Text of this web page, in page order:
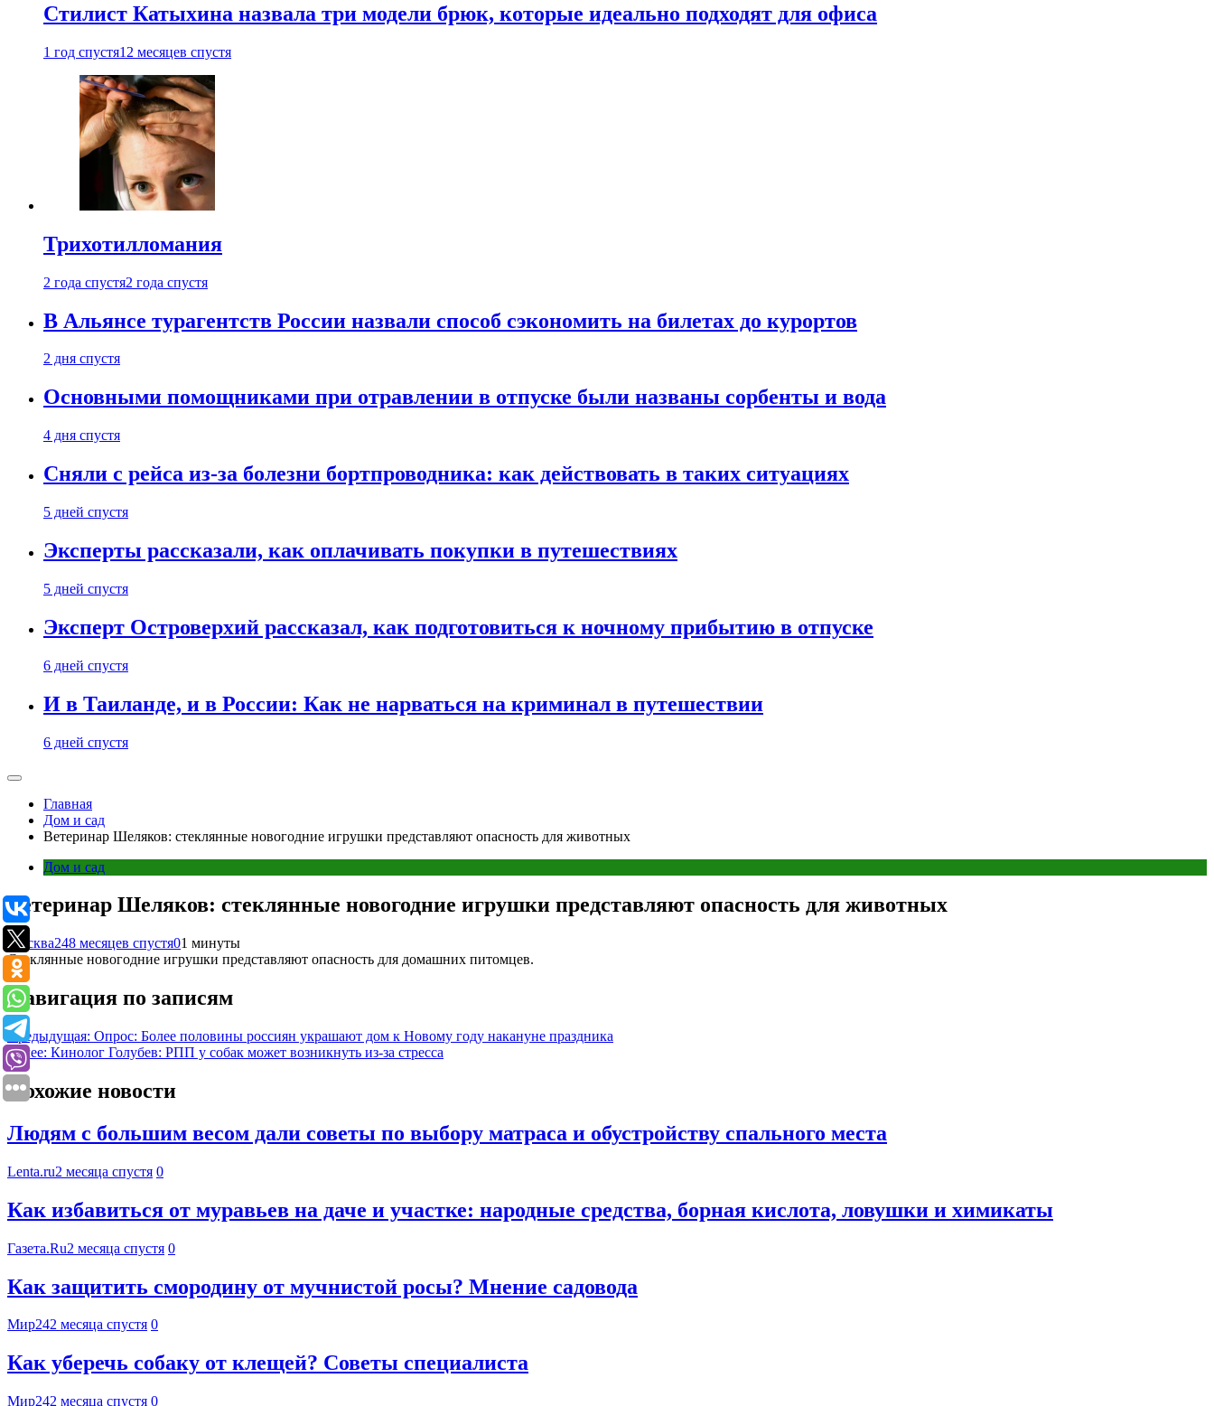
Стилист Катыхина назвала три модели брюк, которые идеально подходят для офиса
1 год спустя12 месяцев спустя
Трихотилломания
2 года спустя2 года спустя
В Альянсе турагентств России назвали способ сэкономить на билетах до курортов
2 дня спустя
Основными помощниками при отравлении в отпуске были названы сорбенты и вода
4 дня спустя
Сняли с рейса из-за болезни бортпроводника: как действовать в таких ситуациях
5 дней спустя
Эксперты рассказали, как оплачивать покупки в путешествиях
5 дней спустя
Эксперт Островерхий рассказал, как подготовиться к ночному прибытию в отпуске
6 дней спустя
И в Таиланде, и в России: Как не нарваться на криминал в путешествии
6 дней спустя
Главная
Дом и сад
Ветеринар Шеляков: стеклянные новогодние игрушки представляют опасность для животных
Дом и сад
Ветеринар Шеляков: стеклянные новогодние игрушки представляют опасность для животных
Москва248 месяцев спустя01 минуты
Стеклянные новогодние игрушки представляют опасность для домашних питомцев.
Навигация по записям
Предыдущая: Опрос: Более половины россиян украшают дом к Новому году накануне праздника
Далее: Кинолог Голубев: РПП у собак может возникнуть из-за стресса
Похожие новости
Людям с большим весом дали советы по выбору матраса и обустройству спального места
Lenta.ru2 месяца спустя 0
Как избавиться от муравьев на даче и участке: народные средства, борная кислота, ловушки и химикаты
Газета.Ru2 месяца спустя 0
Как защитить смородину от мучнистой росы? Мнение садовода
Мир242 месяца спустя 0
Как уберечь собаку от клещей? Советы специалиста
Мир242 месяца спустя 0